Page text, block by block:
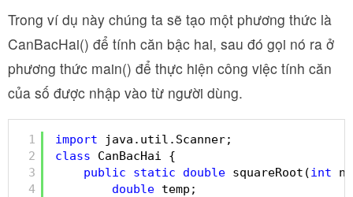
Trong ví dụ này chúng ta sẽ tạo một phương thức là
CanBacHai() để tính căn bậc hai, sau đó gọi nó ra ở
phương thức main() để thực hiện công việc tính căn
của số được nhập vào từ người dùng.
1
2
3
4
import
java.util.Scanner;
class
CanBacHai {
public
static double squareRoot(int
double temp;